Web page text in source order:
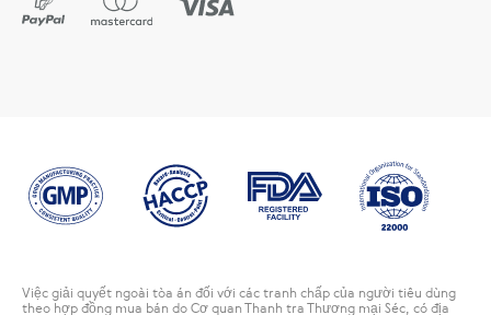
Việc giải quyết ngoài tòa án đối với các tranh chấp của người tiêu dùng
theo hợp đồng mua bán do Cơ quan Thanh tra Thương mại Séc, có địa